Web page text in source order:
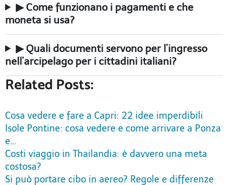
▶ Come funzionano i pagamenti e che
moneta si usa?
▶ Quali documenti servono per l’ingresso
nell’arcipelago per i cittadini italiani?
Related Posts:
Cosa vedere e fare a Capri: 22 idee imperdibili
Isole Pontine: cosa vedere e come arrivare a Ponza
e…
Costi viaggio in Thailandia: è davvero una meta
costosa?
Si può portare cibo in aereo? Regole e differenze